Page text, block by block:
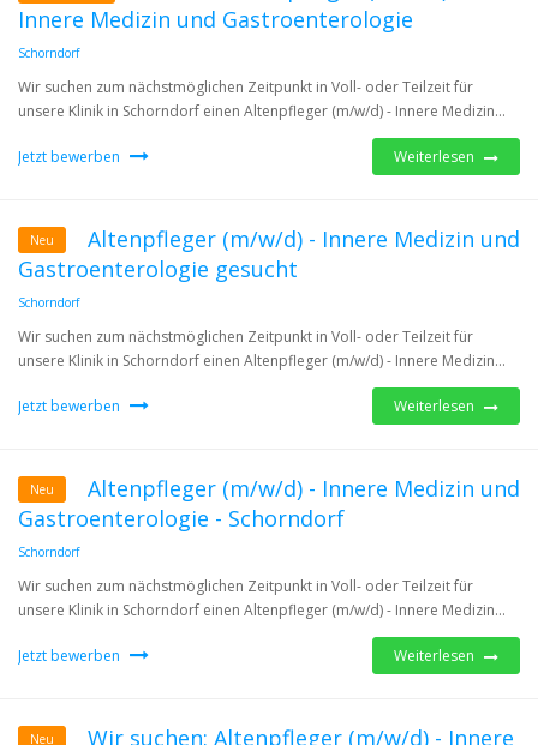
Innere Medizin und Gastroenterologie
Schorndorf
Wir suchen zum nächstmöglichen Zeitpunkt in Voll- oder Teilzeit für
unsere Klinik in Schorndorf einen Altenpfleger (m/w/d) - Innere Medizin...
Jetzt bewerben Weiterlesen
Neu
Altenpfleger (m/w/d) - Innere Medizin und
Gastroenterologie gesucht
Schorndorf
Wir suchen zum nächstmöglichen Zeitpunkt in Voll- oder Teilzeit für
unsere Klinik in Schorndorf einen Altenpfleger (m/w/d) - Innere Medizin...
Jetzt bewerben Weiterlesen
Neu
Altenpfleger (m/w/d) - Innere Medizin und
Gastroenterologie - Schorndorf
Schorndorf
Wir suchen zum nächstmöglichen Zeitpunkt in Voll- oder Teilzeit für
unsere Klinik in Schorndorf einen Altenpfleger (m/w/d) - Innere Medizin...
Jetzt bewerben Weiterlesen
Neu
Wir suchen: Altenpfleger (m/w/d) - Innere